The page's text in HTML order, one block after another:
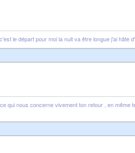
le départ pour moi la nuit va être longue j'ai
qui nous concerne vivement ton retour , en